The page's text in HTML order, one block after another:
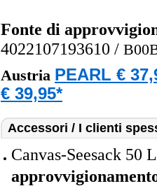
Fonte di
4022107193610 /
Austria PEARL €
€ 39,95*
Accessori / I clienti
Canvas-Seesack 50